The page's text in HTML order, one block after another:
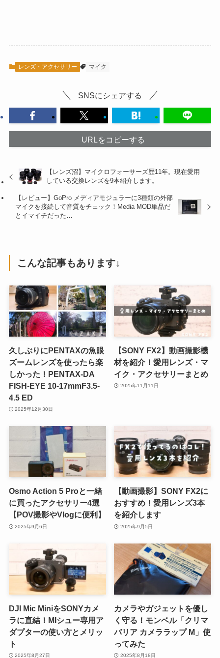
レンズ・アクセサリー マイク
SNSにシェアする
URLをコピーする
【レンズ沼】マイクロフォーサーズ歴11年。現在愛用
している交換レンズを9本紹介します。
【レビュー】GoPro メディアモジュラーに3種類の外部
マイクを接続して音質をチェック！Media MOD単品だ
とイマイチだった…
こんな記事もあります↓
久しぶりにPENTAXの魚眼
ズームレンズを使ったら楽
しかった！PENTAX-DA
FISH-EYE 10-17mmF3.5-
4.5 ED
2025年12月30日
【SONY FX2】動画撮影機
材を紹介！愛用レンズ・マ
イク・アクセサリーまとめ
2025年11月11日
Osmo Action 5 Proと一緒
に買ったアクセサリー4選
【POV撮影やVlogに便利】
2025年9月6日
【動画撮影】SONY FX2に
おすすめ！愛用レンズ3本
を紹介します
2025年9月5日
DJI Mic MiniをSONYカメ
ラに直結！MIシュー専用ア
ダプターの使い方とメリッ
ト
2025年8月27日
カメラやガジェットを優し
く守る！モンベル「クリマ
バリア カメララップ M」使
ってみた
2025年8月18日